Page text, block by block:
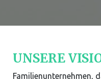
UNSERE
Familienunternehmen,